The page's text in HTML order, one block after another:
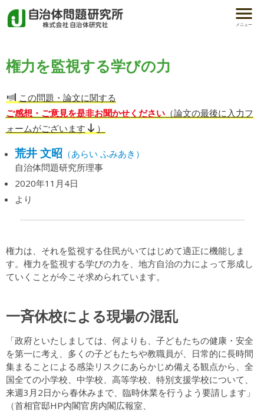
メニュー
権力を監視する学びの力
この問題・論文に関する
ご感想・ご意見を是非お聞かせください（論文の最後に入力フ
ォームがございます
）
荒井 文昭（あらい ふみあき）
自治体問題研究所理事
2020年11月4日
より
権力は、それを監視する住民がいてはじめて適正に機能しま
す。権力を監視する学びの力を、地方自治の力によって形成し
ていくことが今こそ求められています。
一斉休校による現場の混乱
「政府といたしましては、何よりも、子どもたちの健康・安全
を第一に考え、多くの子どもたちや教職員が、日常的に長時間
集まることによる感染リスクにあらかじめ備える観点から、全
国全ての小学校、中学校、高等学校、特別支援学校について、
来週3月2日から春休みまで、臨時休業を行うよう要請します」
（首相官邸HP内閣官房内閣広報室、